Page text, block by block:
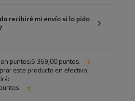
recibiré mi envío si lo pido
puntos:5 369,00 puntos.
este producto en efectivo,